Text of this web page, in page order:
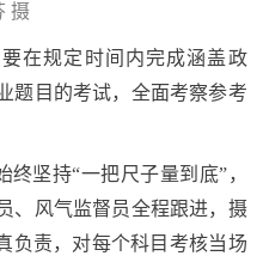
摄
在规定时间内完成涵盖政
题目的考试，全面考察参考
坚持“一把尺子量到底”，
、风气监督员全程跟进，摄
负责，对每个科目考核当场